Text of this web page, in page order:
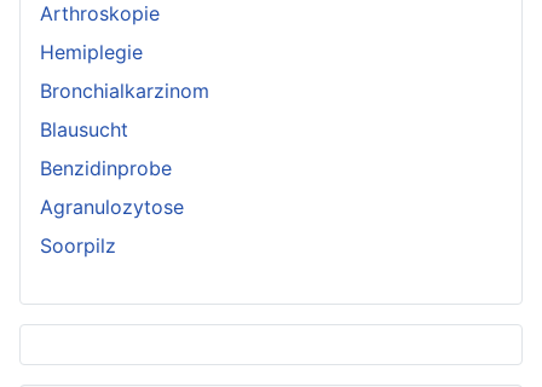
Arthroskopie
Hemiplegie
Bronchialkarzinom
Blausucht
Benzidinprobe
Agranulozytose
Soorpilz